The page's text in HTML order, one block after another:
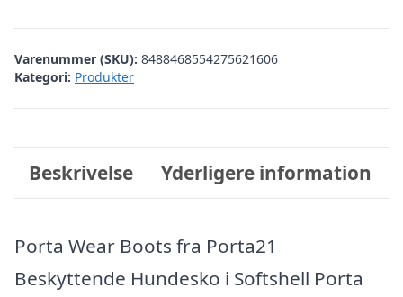
Varenummer (SKU): 8488468554275621606
Kategori: Produkter
Beskrivelse Yderligere information
Porta Wear Boots fra Porta21
Beskyttende Hundesko i Softshell Porta